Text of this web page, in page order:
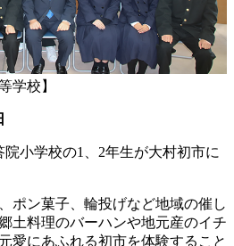
学校】
小学校の1、2年生が大村初市に
ポン菓子、輪投げなど地域の催し
土料理のバーハンや地元産のイチ
愛にあふれる初市を体験すること